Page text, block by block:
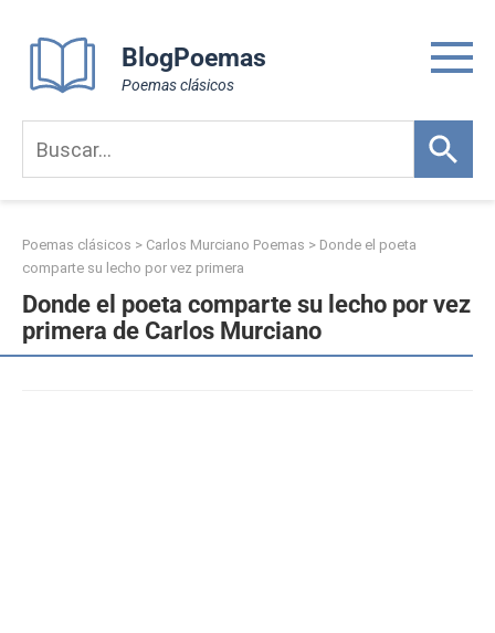
content
BlogPoemas
Poemas clásicos
Poemas clásicos > Carlos Murciano Poemas > Donde el poeta
comparte su lecho por vez primera
Donde el poeta comparte su lecho por vez
primera de Carlos Murciano